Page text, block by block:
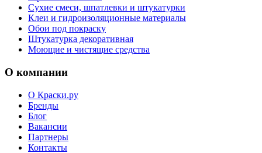
Сухие смеси, шпатлевки и штукатурки
Клеи и гидроизоляционные материалы
Обои под покраску
Штукатурка декоративная
Моющие и чистящие средства
О компании
О Краски.ру
Бренды
Блог
Вакансии
Партнеры
Контакты